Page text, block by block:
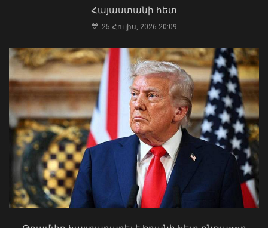
08 Օգոստոս, 2026 12:05
Գազամատակարարման պլանային
դադարեցումներ Վանաձոր և Մասիս
«Ուժեղ Հայաստան»-ը դեմ է
քվեարկելու ԱԺ նախագահի
պաշտոնում Ռուբեն Ռուբինյանի
թեկնածությանը
03 Օգոստոս, 2026 13:13
Հայաստանի հետ
25 Հուլիս, 2026 20:09